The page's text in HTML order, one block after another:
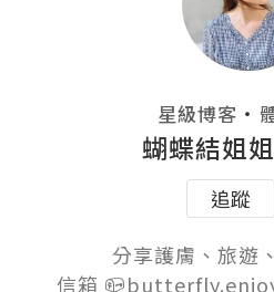
星級博客 ・
蝴蝶結姐
追蹤
分享護膚、旅遊
信箱